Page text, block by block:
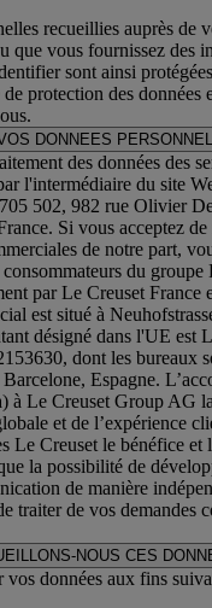
recueillies auprès de
que vous fournissez des
sont ainsi
protection des données
DONNEES
des données des
l'intermédiaire du site
502, 982 rue Olivier
Si vous acceptez de
de notre part,
consommateurs du
par Le Creuset France
est situé à
désigné dans l'UE est
dont les bureaux
Espagne.
à Le Creuset Group AG
et de l’expérience
Le Creuset le bénéfice et
la possibilité de
de manière
traiter de vos demandes
NOUS CES
données aux fins